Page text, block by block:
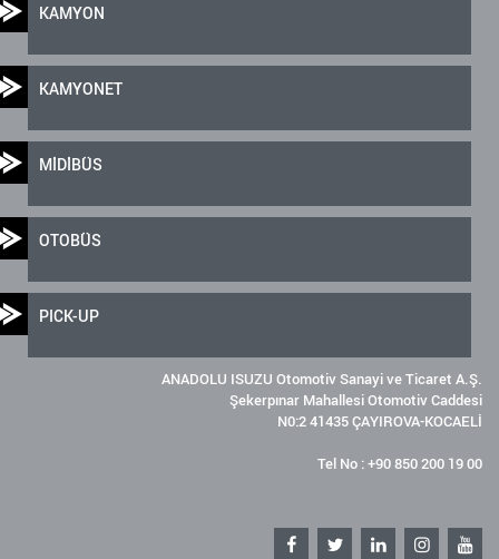
KAMYON
KAMYONET
MİDİBÜS
OTOBÜS
PICK-UP
ANADOLU ISUZU Otomotiv Sanayi ve Ticaret A.Ş.
Şekerpınar Mahallesi Otomotiv Caddesi
N0:2 41435 ÇAYIROVA-KOCAELİ
Tel No : +90 850 200 19 00